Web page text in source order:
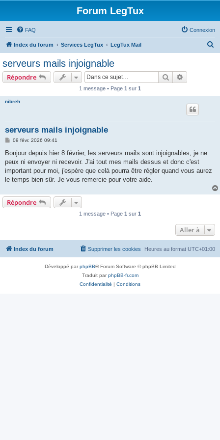
Forum LegTux
FAQ Connexion
Index du forum Services LegTux LegTux Mail
serveurs mails injoignable
Répondre Rechercher
1 message • Page 1 sur 1
nibreh
serveurs mails injoignable
M
s
a
g
e
09 févr. 2026 09:41
Bonjour depuis hier 8 février, les serveurs mails sont injoignables, je ne
peux ni envoyer ni recevoir. J'ai tout mes mails dessus et donc c'est
important pour moi, j'espère que celà pourra être régler quand vous aurez
le temps bien sûr. Je vous remercie pour votre aide.
Répondre
1 message • Page 1 sur 1
Aller à
Index du forum Heures au format UTC+01:00
Supprimer les cookies
Développé parphpBB® Forum Software © phpBB Limited
Traduit parphpBB-fr.com
Confidentialité | Conditions